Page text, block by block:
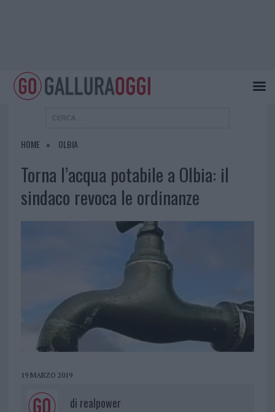
HOME OLBIA
Torna l’acqua potabile a Olbia: il
sindaco revoca le ordinanze
19 MARZO 2019
di realpower